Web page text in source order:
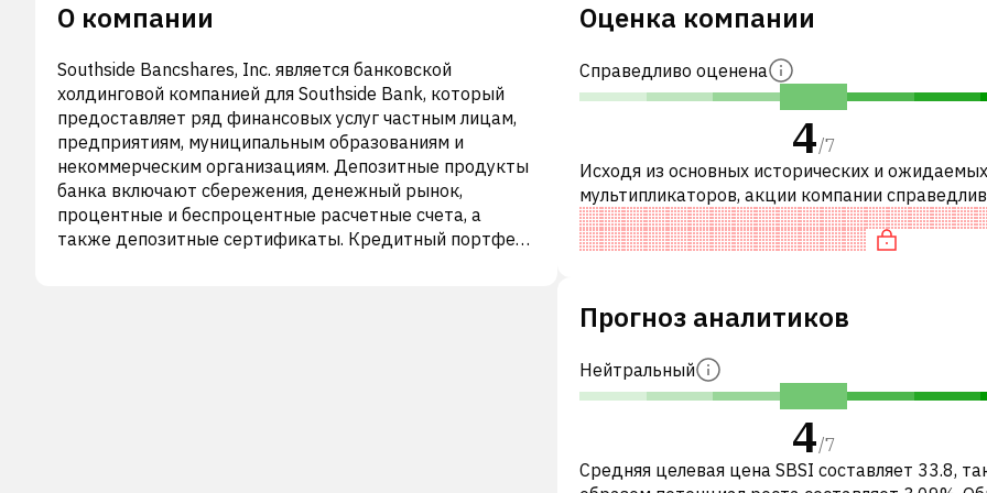
О компании
Southside Bancshares, Inc. является банковской
холдинговой компанией для Southside Bank, который
предоставляет ряд финансовых услуг частным лицам,
предприятиям, муниципальным образованиям и
некоммерческим организациям. Депозитные продукты
банка включают сбережения, денежный рынок,
процентные и беспроцентные расчетные счета, а
также депозитные сертификаты. Кредитный портфель
Оценка компании
Справедливо оценена
4/7
Исходя из основных исторических и ожидаемых
мультипликаторов, акции компании
оценены по сравнению с аналогичными
частности, акция компании разум
Прогноз аналитиков
Нейтральный
4/7
Средняя целевая цена SBSI составляет 33.8,